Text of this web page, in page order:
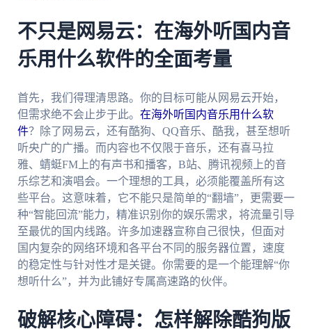
不只是网易云：在海外听国内音
乐用什么软件的全面考量
首先，我们得理清思路。你的目标可能从网易云开始，
但需求绝不会止步于此。 在海外听国内音乐用什么软
件？除了网易云，还有酷狗、QQ音乐、酷我，甚至想听
听央广的广播。而内容也不仅限于音乐，还有喜马拉
雅、蜻蜓FM上的有声书和播客，B站、腾讯视频上的音
乐综艺和演唱会。一个理想的工具，必须能覆盖所有这
些平台。这意味着，它不能只是简单的“翻墙”，更需要一
种“智能回流”能力，精准识别你的娱乐需求，将流量引导
至最优的国内线路。许多加速器宣称自己很快，但面对
国内复杂的网络环境和各平台不同的服务器位置，速度
的稳定性与针对性才是关键。你需要的是一个能理解“你
想听什么”，并为此铺好专属高速路的伙伴。
破解核心障碍：怎样解除酷狗版